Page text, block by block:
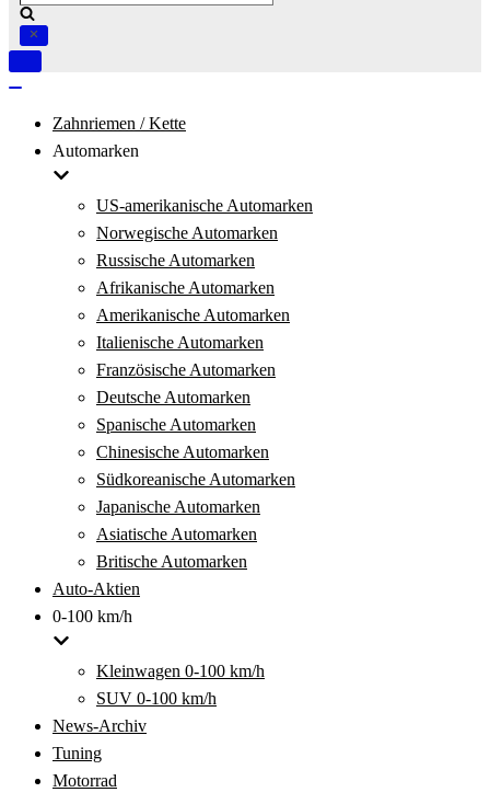
Navigation
Zahnriemen / Kette
Automarken
US-amerikanische Automarken
Norwegische Automarken
Russische Automarken
Afrikanische Automarken
Amerikanische Automarken
Italienische Automarken
Französische Automarken
Deutsche Automarken
Spanische Automarken
Chinesische Automarken
Südkoreanische Automarken
Japanische Automarken
Asiatische Automarken
Britische Automarken
Auto-Aktien
0-100 km/h
Kleinwagen 0-100 km/h
SUV 0-100 km/h
News-Archiv
Tuning
Motorrad